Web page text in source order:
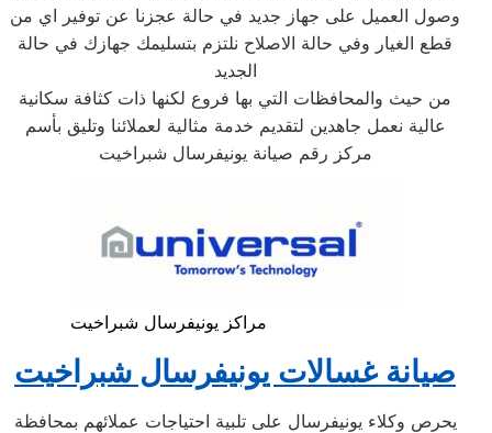
وصول العميل على جهاز جديد في حالة عجزنا عن توفير اي من
قطع الغيار وفي حالة الاصلاح نلتزم بتسليمك جهازك في حالة
الجديد
من حيث والمحافظات التي بها فروع لكنها ذات كثافة سكانية
عالية نعمل جاهدين لتقديم خدمة مثالية لعملائنا وتليق بأسم
مركز رقم صيانة يونيفرسال شبراخيت
مراكز يونيفرسال شبراخيت
صيانة غسالات يونيفرسال شبراخيت
يحرص وكلاء يونيفرسال على تلبية احتياجات عملائهم بمحافظة